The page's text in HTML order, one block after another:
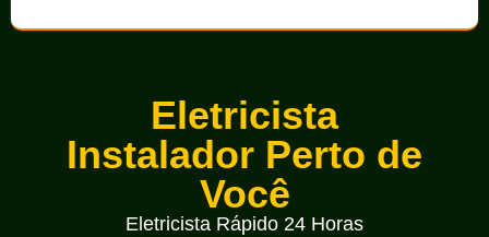
Eletricista
Instalador Perto de
Você
Eletricista Rápido 24 Horas